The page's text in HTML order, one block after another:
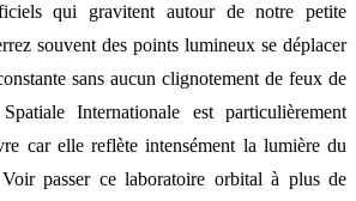
qui gravitent autour de notre petite
souvent des points lumineux se déplacer
sans aucun clignotement de feux de
Internationale est particulièrement
car elle reflète intensément la lumière du
passer ce laboratoire orbital à plus de